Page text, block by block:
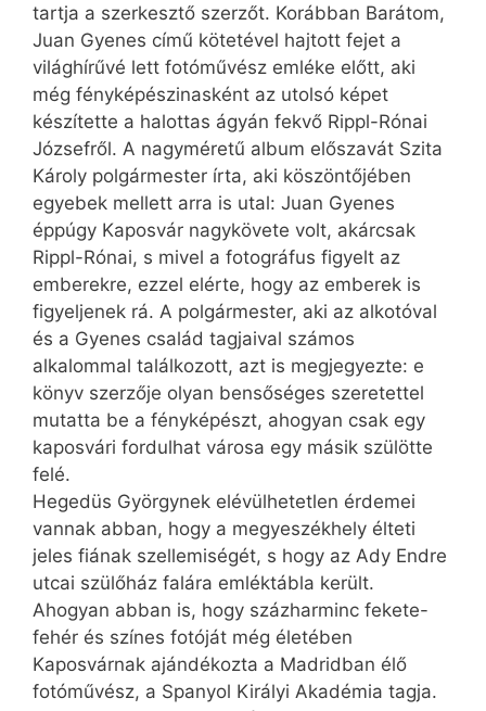
tartja a szerkesztő szerzőt. Korábban Barátom,
Juan Gyenes című kötetével hajtott fejet a
világhírűvé lett fotóművész emléke előtt, aki
még fényképészinasként az utolsó képet
készítette a halottas ágyán fekvő Rippl-Rónai
Józsefről. A nagyméretű album előszavát Szita
Károly polgármester írta, aki köszöntőjében
egyebek mellett arra is utal: Juan Gyenes
éppúgy Kaposvár nagykövete volt, akárcsak
Rippl-Rónai, s mivel a fotográfus figyelt az
emberekre, ezzel elérte, hogy az emberek is
figyeljenek rá. A polgármester, aki az alkotóval
és a Gyenes család tagjaival számos
alkalommal találkozott, azt is megjegyezte: e
könyv szerzője olyan bensőséges szeretettel
mutatta be a fényképészt, ahogyan csak egy
kaposvári fordulhat városa egy másik szülötte
felé.
Hegedüs Györgynek elévülhetetlen érdemei
vannak abban, hogy a megyeszékhely élteti
jeles fiának szellemiségét, s hogy az Ady Endre
utcai szülőház falára emléktábla került.
Ahogyan abban is, hogy százharminc fekete-
fehér és színes fotóját még életében
Kaposvárnak ajándékozta a Madridban élő
fotóművész, a Spanyol Királyi Akadémia tagja.